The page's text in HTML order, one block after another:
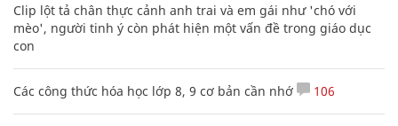
Clip lột tả chân thực cảnh anh trai và em gái như 'chó với
mèo', người tinh ý còn phát hiện một vấn đề trong giáo dục
con
Các công thức hóa học lớp 8, 9 cơ bản cần nhớ 106